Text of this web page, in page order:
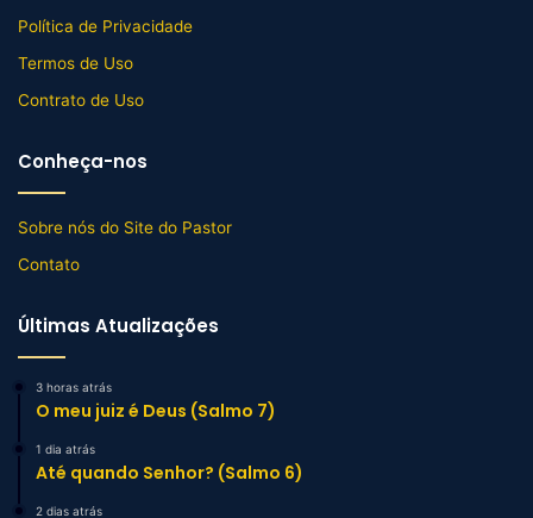
Política de Privacidade
Termos de Uso
Contrato de Uso
Conheça-nos
Sobre nós do Site do Pastor
Contato
Últimas Atualizações
3 horas atrás
O meu juiz é Deus (Salmo 7)
1 dia atrás
Até quando Senhor? (Salmo 6)
2 dias atrás